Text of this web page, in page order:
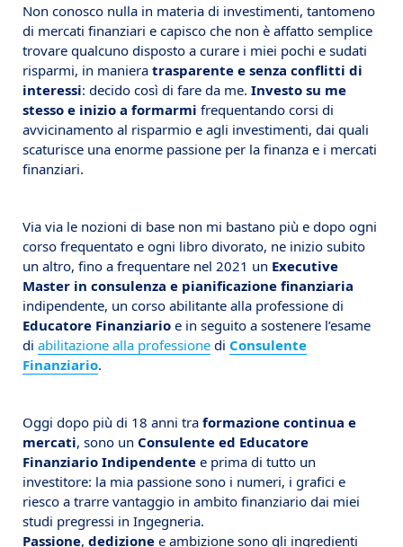
Non conosco nulla in materia di investimenti, tantomeno
di mercati finanziari e capisco che non è affatto semplice
trovare qualcuno disposto a curare i miei pochi e sudati
risparmi, in maniera trasparente e senza conflitti di
interessi: decido così di fare da me. Investo su me
stesso e inizio a formarmi frequentando corsi di
avvicinamento al risparmio e agli investimenti, dai quali
scaturisce una enorme passione per la finanza e i mercati
finanziari.
Via via le nozioni di base non mi bastano più e dopo ogni
corso frequentato e ogni libro divorato, ne inizio subito
un altro, fino a frequentare nel 2021 un Executive
Master in consulenza e pianificazione finanziaria
indipendente, un corso abilitante alla professione di
Educatore Finanziario e in seguito a sostenere l’esame
di abilitazione alla professione di Consulente
Finanziario.
Oggi dopo più di 18 anni tra formazione continua e
mercati, sono un Consulente ed Educatore
Finanziario Indipendente e prima di tutto un
investitore: la mia passione sono i numeri, i grafici e
riesco a trarre vantaggio in ambito finanziario dai miei
studi pregressi in Ingegneria.
Passione, dedizione e ambizione sono gli ingredienti